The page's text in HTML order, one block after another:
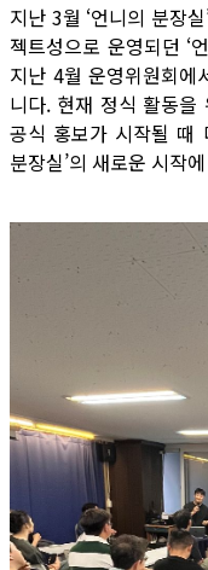
지난 3월 ‘언니의 분장
젝트성으로 운영되던 ‘
지난 4월 운영위원회에
니다. 현재 정식 활동을
공식 홍보가 시작될 때
분장실’의 새로운 시작